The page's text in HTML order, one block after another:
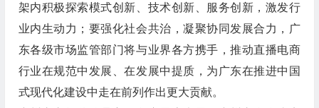
架内积极探索模式创新、技术创新、服务创新，激发行
业内生动力；要强化社会共治，凝聚协同发展合力，广
东各级市场监管部门将与业界各方携手，推动直播电商
行业在规范中发展、在发展中提质，为广东在推进中国
式现代化建设中走在前列作出更大贡献。